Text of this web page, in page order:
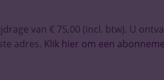
van € 75,00 (incl. btw). U
adres. Klik hier om een